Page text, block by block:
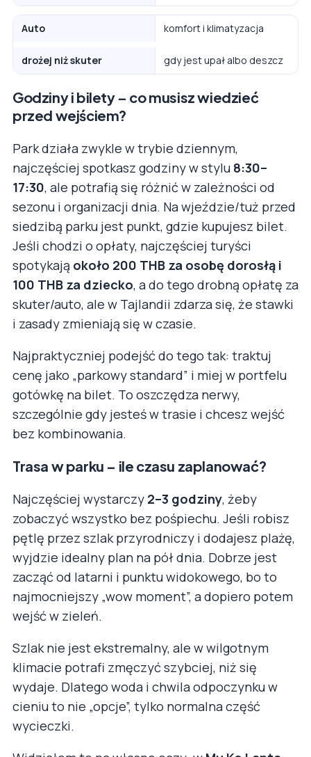
Auto komfort i klimatyzacja
drożej niż skuter gdy jest upał albo deszcz
Godziny i bilety – co musisz wiedzieć
przed wejściem?
Park działa zwykle w trybie dziennym,
najczęściej spotkasz godziny w stylu 8:30–
17:30, ale potrafią się różnić w zależności od
sezonu i organizacji dnia. Na wjeździe/tuż przed
siedzibą parku jest punkt, gdzie kupujesz bilet.
Jeśli chodzi o opłaty, najczęściej turyści
spotykają około 200 THB za osobę dorosłą i
100 THB za dziecko, a do tego drobną opłatę za
skuter/auto, ale w Tajlandii zdarza się, że stawki
i zasady zmieniają się w czasie.
Najpraktyczniej podejść do tego tak: traktuj
cenę jako „parkowy standard” i miej w portfelu
gotówkę na bilet. To oszczędza nerwy,
szczególnie gdy jesteś w trasie i chcesz wejść
bez kombinowania.
Trasa w parku – ile czasu zaplanować?
Najczęściej wystarczy 2–3 godziny, żeby
zobaczyć wszystko bez pośpiechu. Jeśli robisz
pętlę przez szlak przyrodniczy i dodajesz plażę,
wyjdzie idealny plan na pół dnia. Dobrze jest
zacząć od latarni i punktu widokowego, bo to
najmocniejszy „wow moment”, a dopiero potem
wejść w zieleń.
Szlak nie jest ekstremalny, ale w wilgotnym
klimacie potrafi zmęczyć szybciej, niż się
wydaje. Dlatego woda i chwila odpoczynku w
cieniu to nie „opcje”, tylko normalna część
wycieczki.